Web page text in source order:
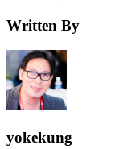
Written By
yokekung